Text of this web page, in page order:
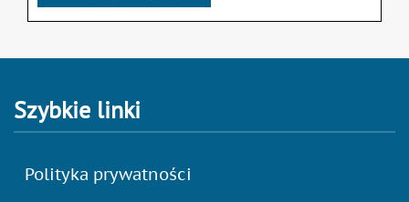
Szybkie linki
Polityka prywatności